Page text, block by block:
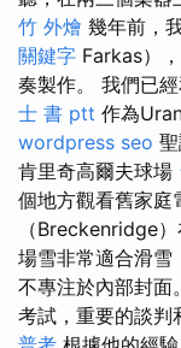
竹 外燴 幾年前，
關鍵字 Farkas）
奏製作。 我們已
士 書 ptt 作為
wordpress seo
肯里奇高爾夫球場
個地方觀看舊家庭
（Breckenridge
場雪非常適合滑雪
不專注於內部封面
考試，重要的談判